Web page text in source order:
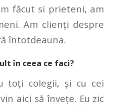
făcut si prieteni, am
Am clienți despre
întotdeauna.
în ceea ce faci?
toți colegii, și cu cei
aici să învețe. Eu zic